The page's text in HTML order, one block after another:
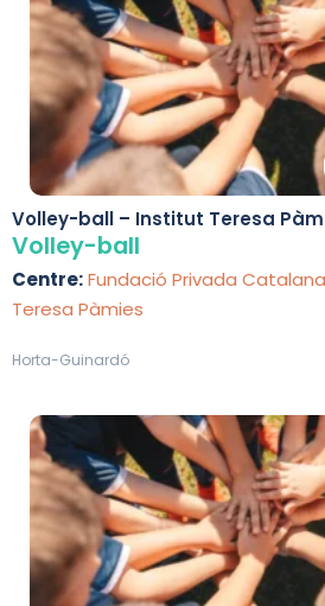
Volley-ball – Institut Teresa
Volley-ball
Centre:Fundació Privada
Teresa Pàmies
Horta-Guinardó